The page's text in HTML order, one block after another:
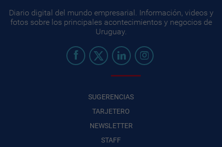
Diario digital del mundo empresarial. Información, videos y
fotos sobre los principales acontecimientos y negocios de
Uruguay.
SUGERENCIAS
TARJETERO
NEWSLETTER
STAFF